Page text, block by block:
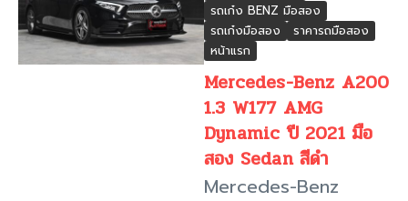
รถเก๋ง BENZ มือสอง
รถเก๋งมือสอง
ราคารถมือสอง
หน้าแรก
Mercedes-Benz A200
1.3 W177 AMG
Dynamic ปี 2021 มือ
สอง Sedan สีดำ
Mercedes-Benz